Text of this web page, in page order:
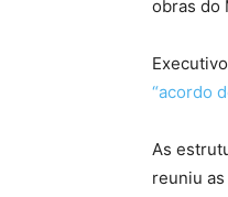
obras do
“acordo
As
reuniu